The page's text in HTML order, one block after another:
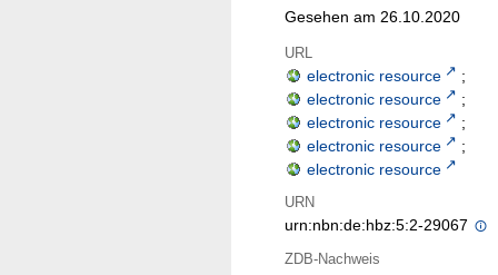
Gesehen am 26.10.2020
URL
electronic resource
;
electronic resource
;
electronic resource
;
electronic resource
;
electronic resource
URN
urn:nbn:de:hbz:5:2-29067
ZDB-Nachweis